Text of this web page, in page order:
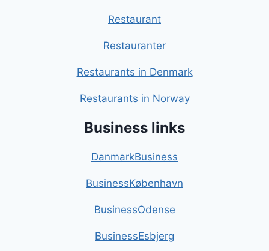
Restaurant
Restauranter
Restaurants in Denmark
Restaurants in Norway
Business links
DanmarkBusiness
BusinessKøbenhavn
BusinessOdense
BusinessEsbjerg